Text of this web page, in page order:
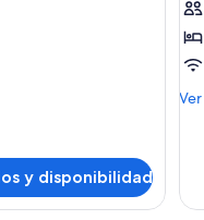
y disponibilidad
Más